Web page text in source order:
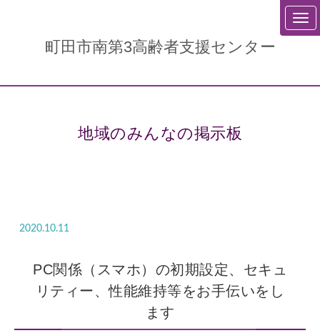
町田市南第3高齢者支援センター
地域のみんなの掲示板
2020.10.11
PC関係（スマホ）の初期設定、セキュ
リティー、性能維持等をお手伝いをし
ます